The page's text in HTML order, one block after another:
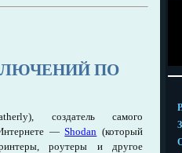
ПО
создатель самого
Интернете —Shodan (который
роутеры и другое